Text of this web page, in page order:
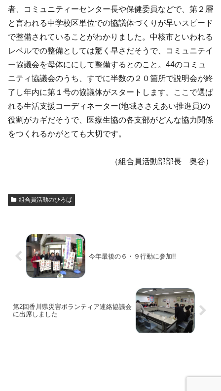
者、コミュニティーセンター長や保健委員などで、第２層
と言われる中学校区単位での協議体づくりが早いスピード
で整備されていることがわかりました。中核市といわれる
レベルでの整備としては驚く早さだそうで、コミュニテイ
ー協議会を母体ににして整備するとのこと。44のコミュ
ニティ協議会のうち、すでに半数の２０箇所で説明会が終
了し年内に第１号の協議体がスタートします。ここで選ば
れる生活支援コーディネーター(地域ささえあい推進員)の
役割がカギだそうで、医療生協の各支部がどんな協力関係
をつくれるかがとても大切です。
（組合員活動部部長 奥谷）
組合員活動のひろば
今年最後の６・９行動に参加!!
第2回香川県災害ボランティア連絡協議会
に出席しました